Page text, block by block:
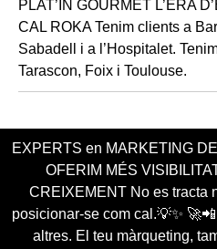
EXPERTS en MARKETING
OFERIM MÉS
CREIXEMENT No es tracta
posicionar-se com cal.💡✨
altres. El teu màrqueting,